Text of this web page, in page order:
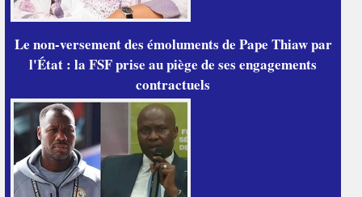
Le non-versement des émoluments de Pape Thiaw par
l'État : la FSF prise au piège de ses engagements
contractuels